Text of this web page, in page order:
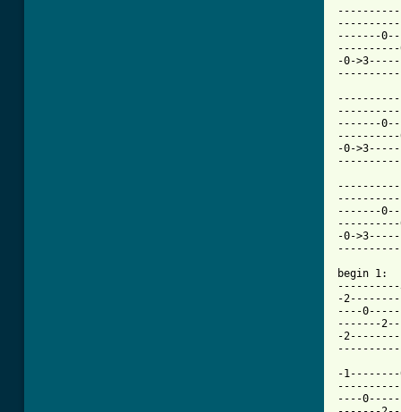
-------
-0-
-------
-0-
-------
-0-
begin 1:
-
----
-------
-
-
----